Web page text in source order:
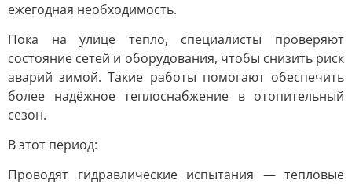
ежегодная необходимость.
Пока на улице тепло, специалисты проверяют
состояние сетей и оборудования, чтобы снизить риск
аварий зимой. Такие работы помогают обеспечить
более надёжное теплоснабжение в отопительный
сезон.
В этот период:
Проводят гидравлические испытания — тепловые